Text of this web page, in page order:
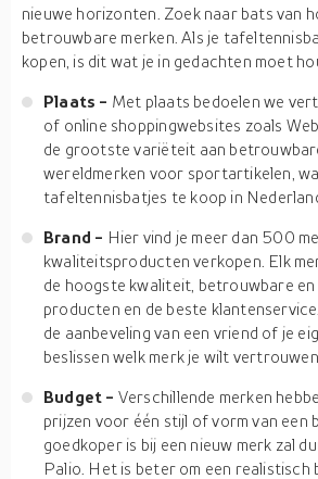
nieuwe horizonten. Zoek naar bats van
betrouwbare merken. Als je
kopen, is dit wat je in gedachten moet
Plaats - Met plaats bedoelen we
of online shoppingwebsites zoals
de grootste variëteit aan
wereldmerken voor sportartikelen,
tafeltennisbatjes te koop in
Brand - Hier vind je meer dan 500
kwaliteitsproducten verkopen. Elk
de hoogste kwaliteit, betrouwbare en
producten en de beste
de aanbeveling van een vriend of je
beslissen welk merk je wilt
Budget - Verschillende merken
prijzen voor één stijl of vorm van een
goedkoper is bij een nieuw merk zal
Palio. Het is beter om een realistisch